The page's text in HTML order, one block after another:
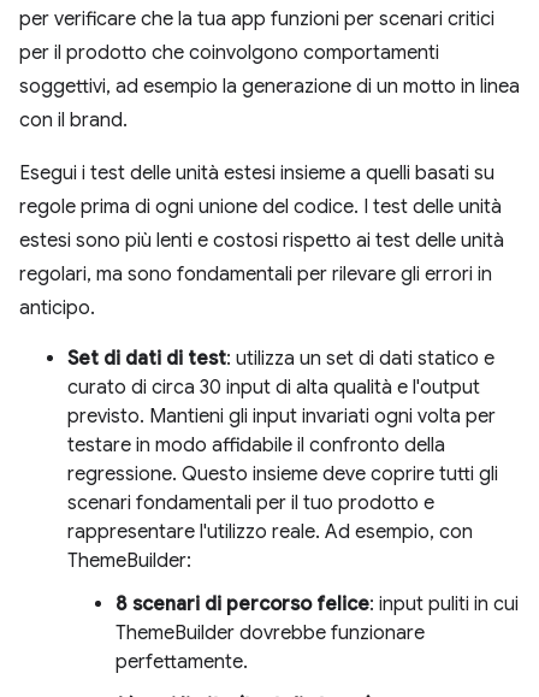
per verificare che la tua app funzioni per scenari critici
per il prodotto che coinvolgono comportamenti
soggettivi, ad esempio la generazione di un motto in linea
con il brand.
Esegui i test delle unità estesi insieme a quelli basati su
regole prima di ogni unione del codice. I test delle unità
estesi sono più lenti e costosi rispetto ai test delle unità
regolari, ma sono fondamentali per rilevare gli errori in
anticipo.
Set di dati di test: utilizza un set di dati statico e
curato di circa 30 input di alta qualità e l'output
previsto. Mantieni gli input invariati ogni volta per
testare in modo affidabile il confronto della
regressione. Questo insieme deve coprire tutti gli
scenari fondamentali per il tuo prodotto e
rappresentare l'utilizzo reale. Ad esempio, con
ThemeBuilder:
8 scenari di percorso felice: input puliti in cui
ThemeBuilder dovrebbe funzionare
perfettamente.